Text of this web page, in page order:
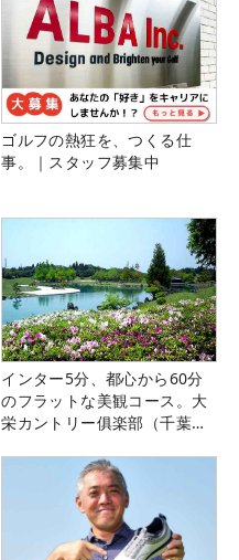
ゴルフの熱狂を、つくる仕
事。｜スタッフ募集中
インター5分、都心から60分
のフラットな美観コース。大
栄カントリー俱楽部（千葉